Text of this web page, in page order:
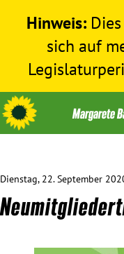
Hinweis:
sich auf
Themen
Dienstag, 22. September